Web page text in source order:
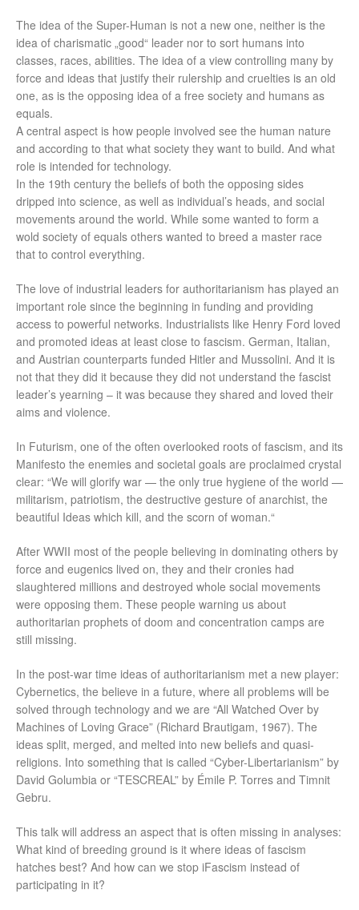
The idea of the Super-Human is not a new one, neither is the
idea of charismatic „good“ leader nor to sort humans into
classes, races, abilities. The idea of a view controlling many by
force and ideas that justify their rulership and cruelties is an old
one, as is the opposing idea of a free society and humans as
equals.
A central aspect is how people involved see the human nature
and according to that what society they want to build. And what
role is intended for technology.
In the 19th century the beliefs of both the opposing sides
dripped into science, as well as individual’s heads, and social
movements around the world. While some wanted to form a
wold society of equals others wanted to breed a master race
that to control everything.
The love of industrial leaders for authoritarianism has played an
important role since the beginning in funding and providing
access to powerful networks. Industrialists like Henry Ford loved
and promoted ideas at least close to fascism. German, Italian,
and Austrian counterparts funded Hitler and Mussolini. And it is
not that they did it because they did not understand the fascist
leader’s yearning – it was because they shared and loved their
aims and violence.
In Futurism, one of the often overlooked roots of fascism, and its
Manifesto the enemies and societal goals are proclaimed crystal
clear: “We will glorify war — the only true hygiene of the world —
militarism, patriotism, the destructive gesture of anarchist, the
beautiful Ideas which kill, and the scorn of woman.“
After WWII most of the people believing in dominating others by
force and eugenics lived on, they and their cronies had
slaughtered millions and destroyed whole social movements
were opposing them. These people warning us about
authoritarian prophets of doom and concentration camps are
still missing.
In the post-war time ideas of authoritarianism met a new player:
Cybernetics, the believe in a future, where all problems will be
solved through technology and we are “All Watched Over by
Machines of Loving Grace” (Richard Brautigam, 1967). The
ideas split, merged, and melted into new beliefs and quasi-
religions. Into something that is called “Cyber-Libertarianism” by
David Golumbia or “TESCREAL” by Émile P. Torres and Timnit
Gebru.
This talk will address an aspect that is often missing in analyses:
What kind of breeding ground is it where ideas of fascism
hatches best? And how can we stop iFascism instead of
participating in it?